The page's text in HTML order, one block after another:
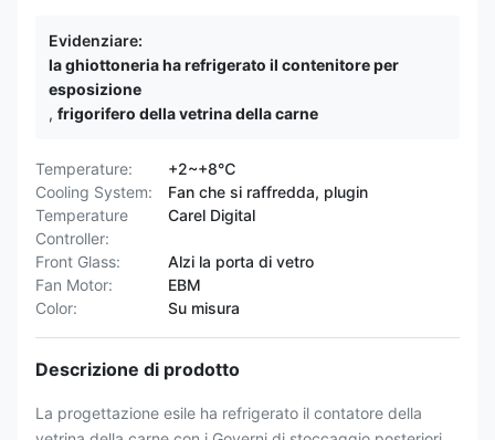
Evidenziare:
la ghiottoneria ha refrigerato il contenitore per
esposizione
, frigorifero della vetrina della carne
Temperature:
+2~+8℃
Cooling System:
Fan che si raffredda, plugin
Temperature
Controller:
Carel Digital
Front Glass:
Alzi la porta di vetro
Fan Motor:
EBM
Color:
Su misura
Descrizione di prodotto
La progettazione esile ha refrigerato il contatore della